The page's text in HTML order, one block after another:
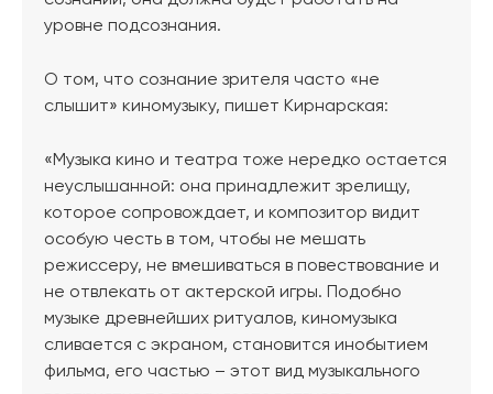
уровне подсознания.
О том, что сознание зрителя часто «не
слышит» киномузыку, пишет Кирнарская:
«Музыка кино и театра тоже нередко остается
неуслышанной: она принадлежит зрелищу,
которое сопровождает, и композитор видит
особую честь в том, чтобы не мешать
режиссеру, не вмешиваться в повествование и
не отвлекать от актерской игры. Подобно
музыке древнейших ритуалов, киномузыка
сливается с экраном, становится инобытием
фильма, его частью – этот вид музыкального